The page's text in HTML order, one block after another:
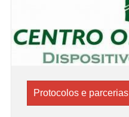
Protocolos e parcerias